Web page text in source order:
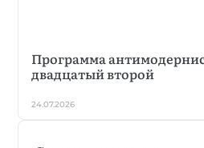
Программа
двадцатый второй
24.07.2026